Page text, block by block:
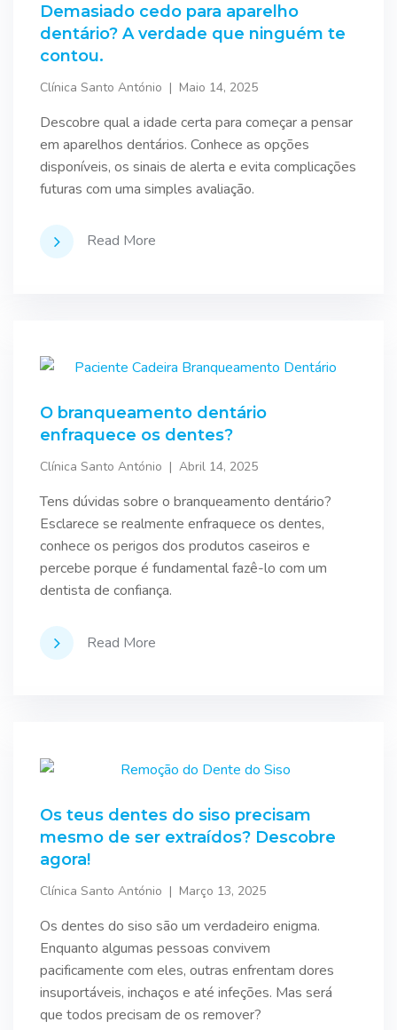
Demasiado cedo para aparelho
dentário? A verdade que ninguém te
contou.
Clínica Santo António Maio 14, 2025
Descobre qual a idade certa para começar a pensar
em aparelhos dentários. Conhece as opções
disponíveis, os sinais de alerta e evita complicações
futuras com uma simples avaliação.
Read More
O branqueamento dentário
enfraquece os dentes?
Clínica Santo António Abril 14, 2025
Tens dúvidas sobre o branqueamento dentário?
Esclarece se realmente enfraquece os dentes,
conhece os perigos dos produtos caseiros e
percebe porque é fundamental fazê-lo com um
dentista de confiança.
Read More
Os teus dentes do siso precisam
mesmo de ser extraídos? Descobre
agora!
Clínica Santo António Março 13, 2025
Os dentes do siso são um verdadeiro enigma.
Enquanto algumas pessoas convivem
pacificamente com eles, outras enfrentam dores
insuportáveis, inchaços e até infeções. Mas será
que todos precisam de os remover?